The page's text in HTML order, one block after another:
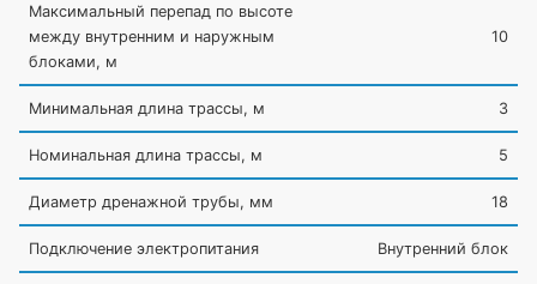
Максимальный перепад по высоте
между внутренним и наружным
блоками, м
10
Минимальная длина трассы, м 3
Номинальная длина трассы, м 5
Диаметр дренажной трубы, мм 18
Подключение электропитания Внутренний блок